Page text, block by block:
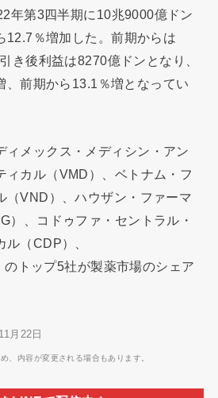
年第3四半期に10兆9000億ドン
12.7％増加した。前期からは
き後利益は8270億ドンとなり、
、前期から13.1％増となってい
ィメックス・メディシン・アン
ィカル（VMD）、ベトナム・フ
（VND）、ハウザン・ファーマ
）、コドゥファ・セントラル・
（CDP）、
トップ5社が製薬市場のシェア
月22日
、内容が変更される場合もあります。